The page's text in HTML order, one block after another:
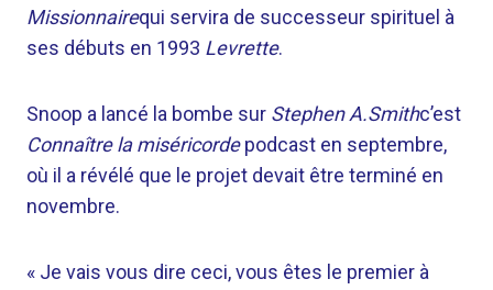
Missionnairequi servira de successeur spirituel à
ses débuts en 1993 Levrette.
Snoop a lancé la bombe sur Stephen A.Smithc’est
Connaître la miséricordepodcast en septembre,
où il a révélé que le projet devait être terminé en
novembre.
« Je vais vous dire ceci, vous êtes le premier à